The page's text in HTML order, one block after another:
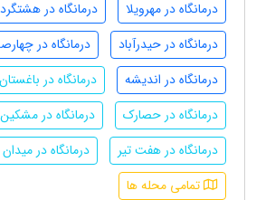
درمانگاه در مهرویلا
درمانگاه در هشتگرد
درمانگاه در حیدرآباد
درمانگاه در
درمانگاه در اندیشه
درمانگاه در باغستان
درمانگاه در حصارک
درمانگاه در
درمانگاه در هفت تیر
درمانگاه در
تمامی محله ها